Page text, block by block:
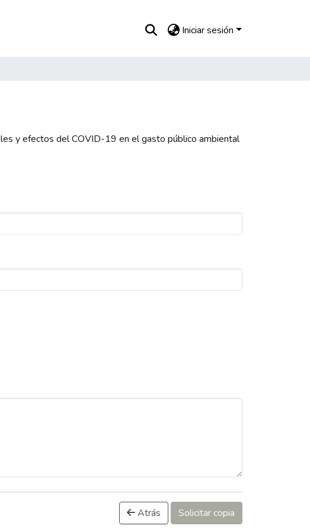
Iniciar sesión
y efectos del COVID-19 en el gasto público ambiental
Atrás Solicitar copia